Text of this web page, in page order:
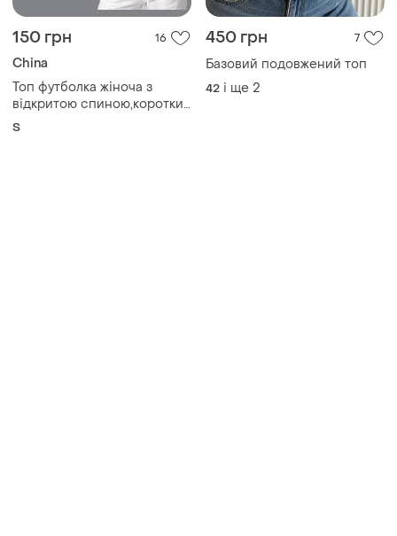
150 грн 16
China
Топ футболка жіноча з
відкритою спиною,короткий
рукав,топ блуза ніжно
S
450 грн 7
Базовий подовжений топ
42 і ще 2